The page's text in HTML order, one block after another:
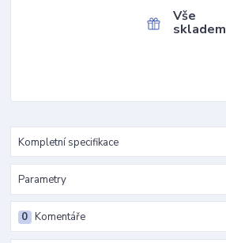
Vše
skladem
Kompletní specifikace
Parametry
Komentáře
0